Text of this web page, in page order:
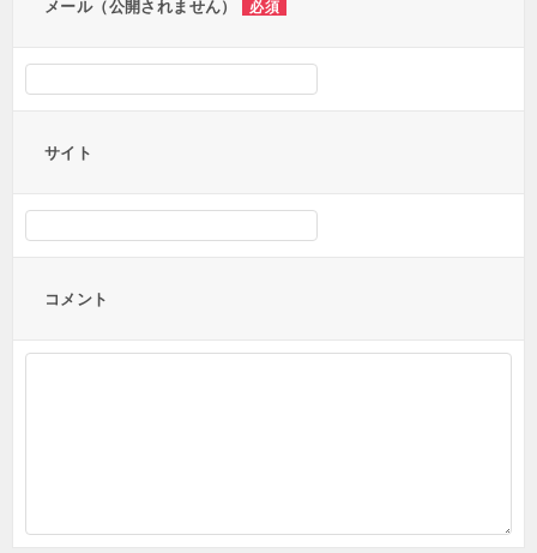
メール（公開されません） 必須
サイト
コメント